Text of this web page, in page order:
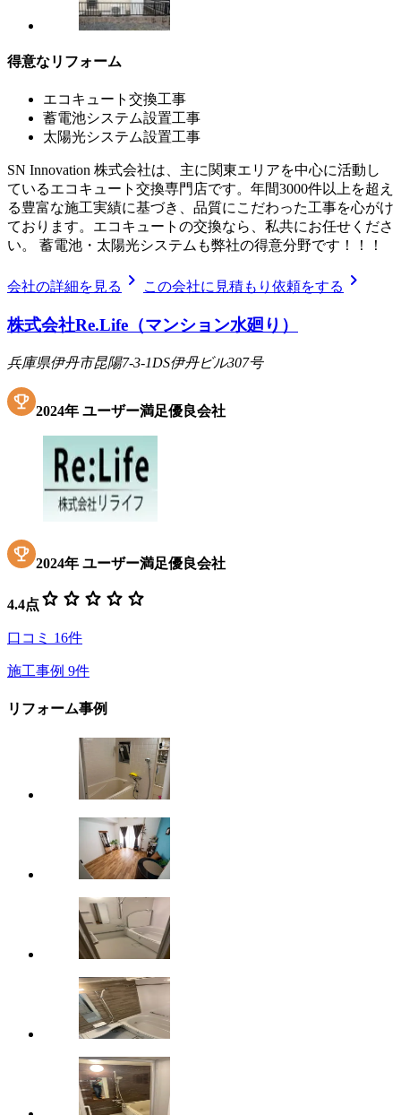
得意なリフォーム
エコキュート交換工事
蓄電池システム設置工事
太陽光システム設置工事
SN Innovation 株式会社は、主に関東エリアを中心に活動し
ているエコキュート交換専門店です。年間3000件以上を超え
る豊富な施工実績に基づき、品質にこだわった工事を心がけ
ております。エコキュートの交換なら、私共にお任せくださ
い。 蓄電池・太陽光システムも弊社の得意分野です！！！
会社の詳細を見る chevron_right この会社に見積もり依頼をする chevron_right
株式会社Re.Life（マンション水廻り）
兵庫県伊丹市昆陽7-3-1DS伊丹ビル307号
2024年 ユーザー満足優良会社
2024年 ユーザー満足優良会社
4.4点 star star star star star
口コミ 16件
施工事例 9件
リフォーム事例